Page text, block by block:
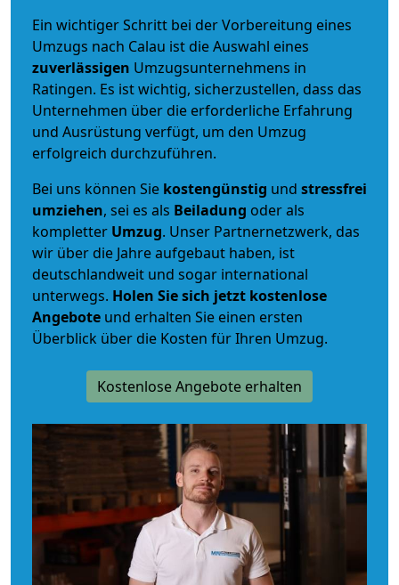
Ein wichtiger Schritt bei der Vorbereitung eines
Umzugs nach Calau ist die Auswahl eines
zuverlässigen Umzugsunternehmens in
Ratingen. Es ist wichtig, sicherzustellen, dass das
Unternehmen über die erforderliche Erfahrung
und Ausrüstung verfügt, um den Umzug
erfolgreich durchzuführen.
Bei uns können Sie kostengünstig und stressfrei
umziehen, sei es als Beiladung oder als
kompletter Umzug. Unser Partnernetzwerk, das
wir über die Jahre aufgebaut haben, ist
deutschlandweit und sogar international
unterwegs. Holen Sie sich jetzt kostenlose
Angebote und erhalten Sie einen ersten
Überblick über die Kosten für Ihren Umzug.
Kostenlose Angebote erhalten